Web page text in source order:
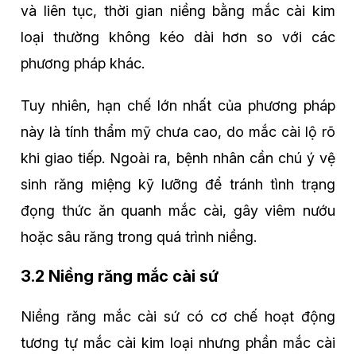
và liên tục, thời gian niềng bằng mắc cài kim
loại thường không kéo dài hơn so với các
phương pháp khác.
Tuy nhiên, hạn chế lớn nhất của phương pháp
này là tính thẩm mỹ chưa cao, do mắc cài lộ rõ
khi giao tiếp. Ngoài ra, bệnh nhân cần chú ý vệ
sinh răng miệng kỹ lưỡng để tránh tình trạng
đọng thức ăn quanh mắc cài, gây viêm nướu
hoặc sâu răng trong quá trình niềng.
3.2 Niềng răng mắc cài sứ
Niềng răng mắc cài sứ có cơ chế hoạt động
tương tự mắc cài kim loại nhưng phần mắc cài